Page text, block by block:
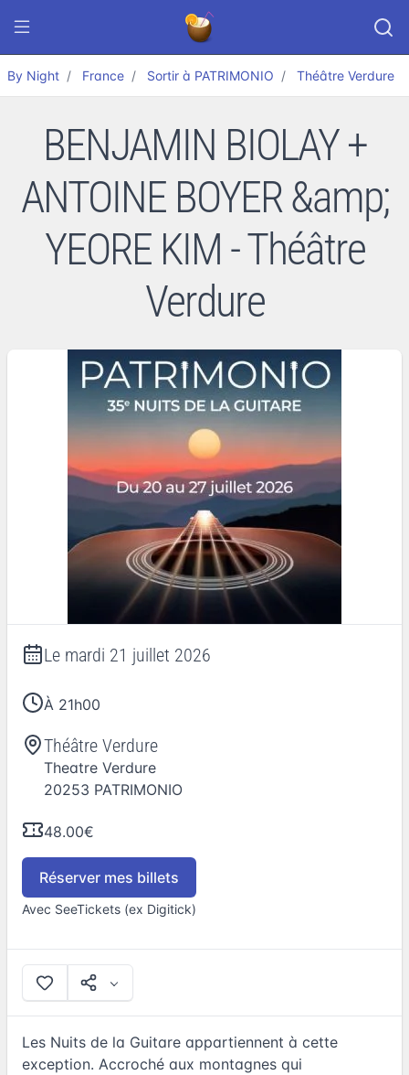
By Night France Sortir à PATRIMONIO Théâtre Verdure
BENJAMIN BIOLAY +
ANTOINE BOYER &amp;
YEORE KIM - Théâtre
Verdure
Le mardi 21 juillet 2026
À 21h00
Théâtre Verdure
Theatre Verdure
20253 PATRIMONIO
48.00€
Réserver mes billets
Avec SeeTickets (ex Digitick)
Les Nuits de la Guitare appartiennent à cette
exception. Accroché aux montagnes qui